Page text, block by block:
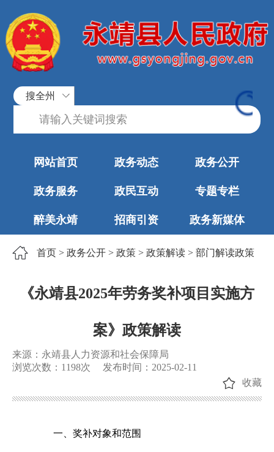
搜全州
网站首页 政务动态 政务公开
政务服务 政民互动 专题专栏
醉美永靖 招商引资 政务新媒体
首页 > 政务公开 > 政策 > 政策解读 > 部门解读政策
《永靖县2025年劳务奖补项目实施方
案》政策解读
来源：永靖县人力资源和社会保障局
浏览次数： 1198次
发布时间：2025-02-11
收藏
一、奖补对象和范围